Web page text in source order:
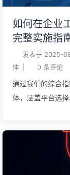
合与分析平台。
取关键内容，并
用来源。这使得
解与高效获取...
如何在企业
完整实施指
发表于 2025-
体
0 条评论
通过我们的综合
体，涵盖平台选
作流中部署智能
与昂贵失败之间
方法，既解决技